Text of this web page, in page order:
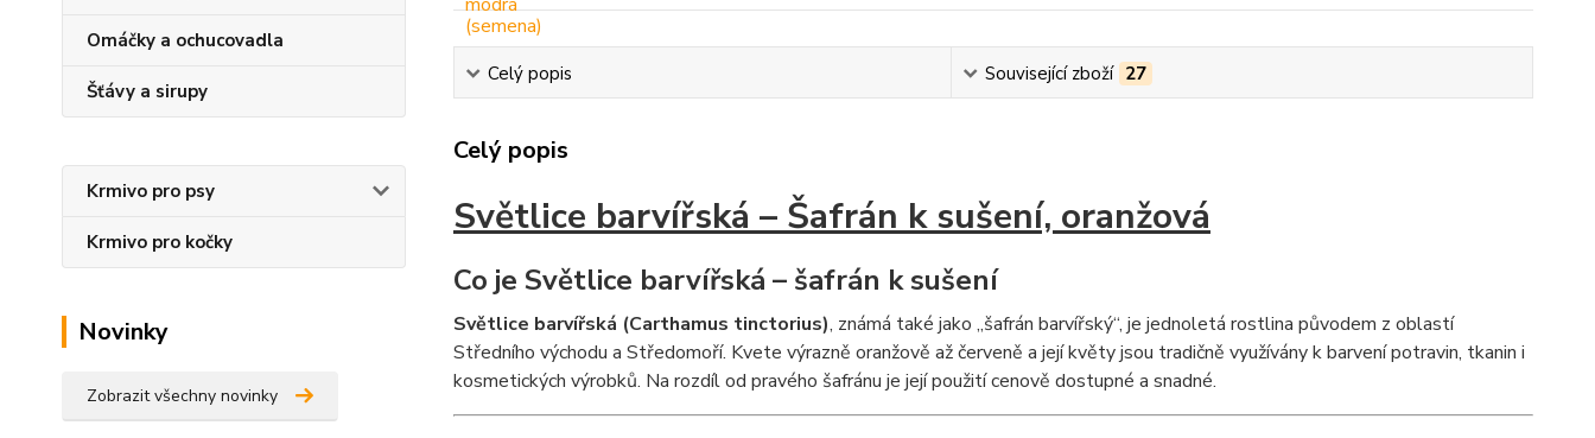
Omáčky a ochucovadla
Šťávy a sirupy
Krmivo pro psy
Krmivo pro kočky
Novinky
Zobrazit všechny novinky
Celý popis Související zboží 27
Celý popis
Světlice barvířská – Šafrán k sušení, oranžová
Co je Světlice barvířská – šafrán k sušení
Světlice barvířská (Carthamus tinctorius), známá také jako „šafrán barvířský“, je jednoletá rostlina původem z oblastí
Středního východu a Středomoří. Kvete výrazně oranžově až červeně a její květy jsou tradičně využívány k barvení potravin, tkanin i
kosmetických výrobků. Na rozdíl od pravého šafránu je její použití cenově dostupné a snadné.